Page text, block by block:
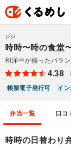
時時〜時の食堂
和洋中が揃ったバラ
ジジ
4.38
帳票電子発行可
イ
弁当一覧 口コ
時時の日替わり